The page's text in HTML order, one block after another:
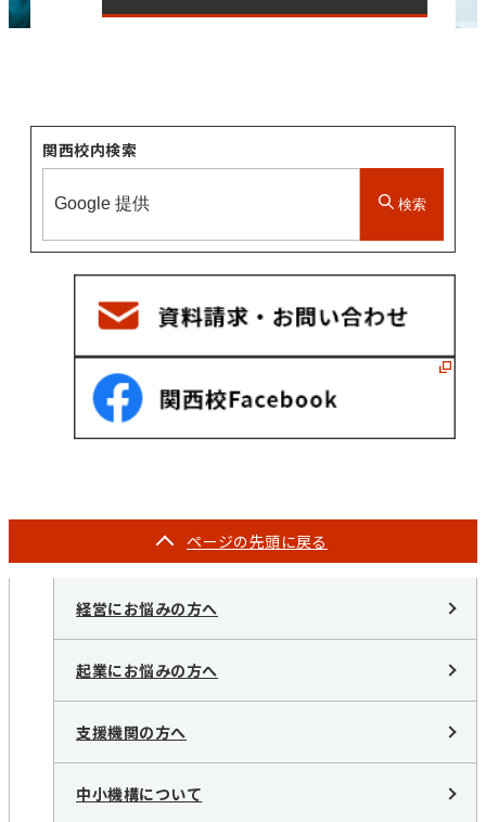
関西校内検索
検索
ページの先頭に戻る
経営にお悩みの方へ
起業にお悩みの方へ
支援機関の方へ
中小機構について